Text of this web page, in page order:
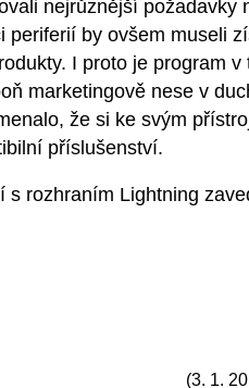
nejrůznější požadavky
periferií by ovšem museli
I proto je program v
marketingově nese v
že si ke svým
příslušenství.
rozhraním Lightning
(3. 1.